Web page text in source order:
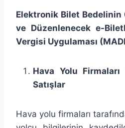
Elektronik Bilet Bedelinin
ve Düzenlenecek e-
Vergisi Uygulaması
Hava Yolu Firmaları
Satışlar
Hava yolu firmaları